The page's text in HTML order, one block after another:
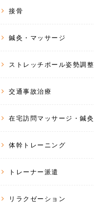
接骨
鍼灸・マッサージ
ストレッチポール姿勢調整
交通事故治療
在宅訪問マッサージ・鍼灸
体幹トレーニング
トレーナー派遣
リラクゼーション